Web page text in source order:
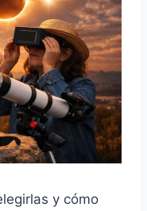
y cómo